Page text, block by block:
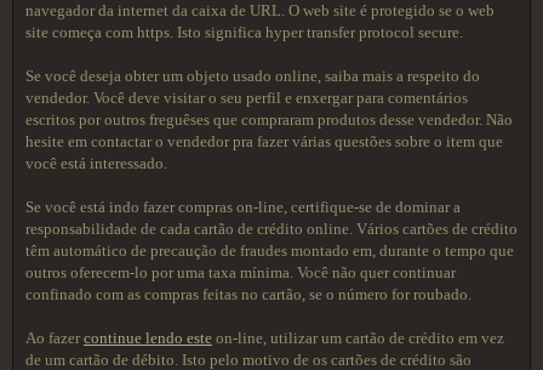
navegador da internet da caixa de URL. O web site é protegido se o web
site começa com https. Isto significa hyper transfer protocol secure.
Se você deseja obter um objeto usado online, saiba mais a respeito do
vendedor. Você deve visitar o seu perfil e enxergar para comentários
escritos por outros freguêses que compraram produtos desse vendedor. Não
hesite em contactar o vendedor pra fazer várias questões sobre o item que
você está interessado.
Se você está indo fazer compras on-line, certifique-se de dominar a
responsabilidade de cada cartão de crédito online. Vários cartões de crédito
têm automático de precaução de fraudes montado em, durante o tempo que
outros oferecem-lo por uma taxa mínima. Você não quer continuar
confinado com as compras feitas no cartão, se o número for roubado.
Ao fazercontinue lendo este on-line, utilizar um cartão de crédito em vez
de um cartão de débito. Isto pelo motivo de os cartões de crédito são